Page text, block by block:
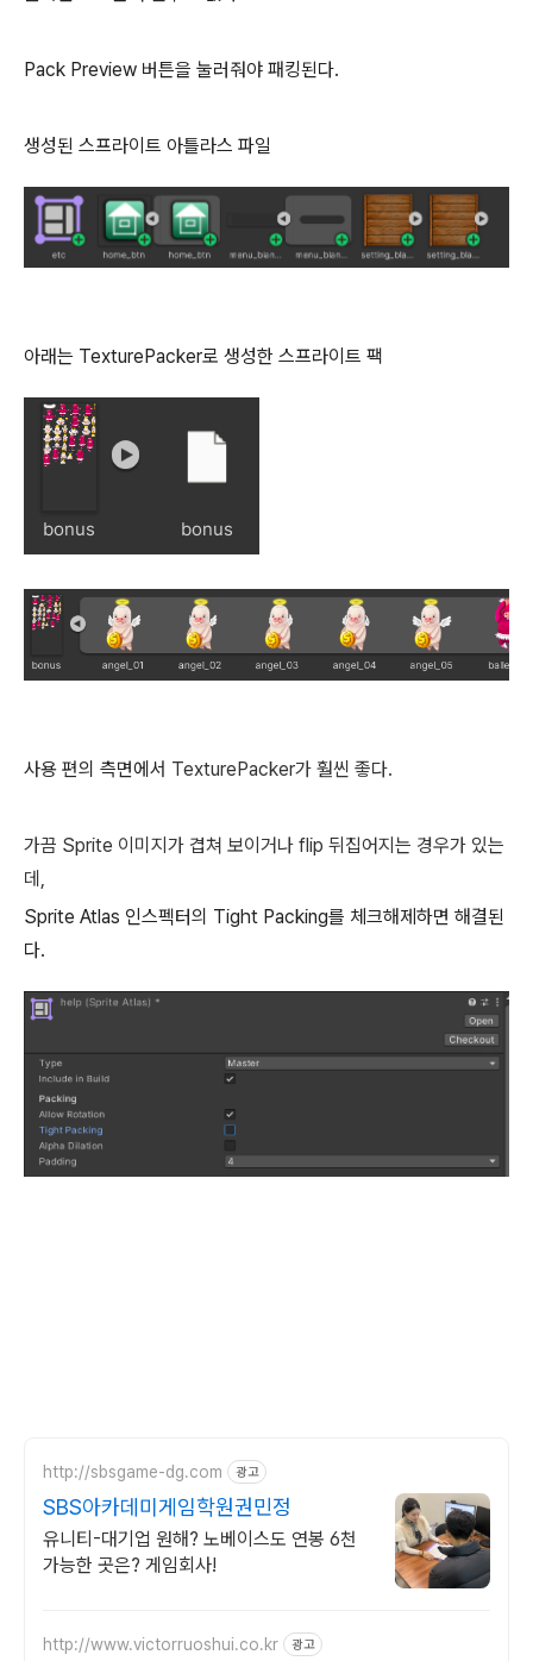
Pack Preview 버튼을 눌러줘야 패킹된다.
생성된 스프라이트 아틀라스 파일
아래는 TexturePacker로 생성한 스프라이트 팩
사용 편의 측면에서 TexturePacker가 훨씬 좋다.
가끔 Sprite 이미지가 겹쳐 보이거나 flip 뒤집어지는 경우가 있는
데,
Sprite Atlas 인스펙터의 Tight Packing를 체크해제하면 해결된
다.
http://sbsgame-dg.com 광고
SBS아카데미게임학원권민정
유니티-대기업 원해? 노베이스도 연봉 6천
가능한 곳은? 게임회사!
http://www.victorruoshui.co.kr 광고